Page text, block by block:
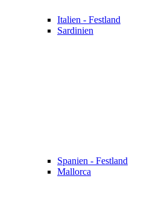
Italien - Festland
Sardinien
Spanien - Festland
Mallorca